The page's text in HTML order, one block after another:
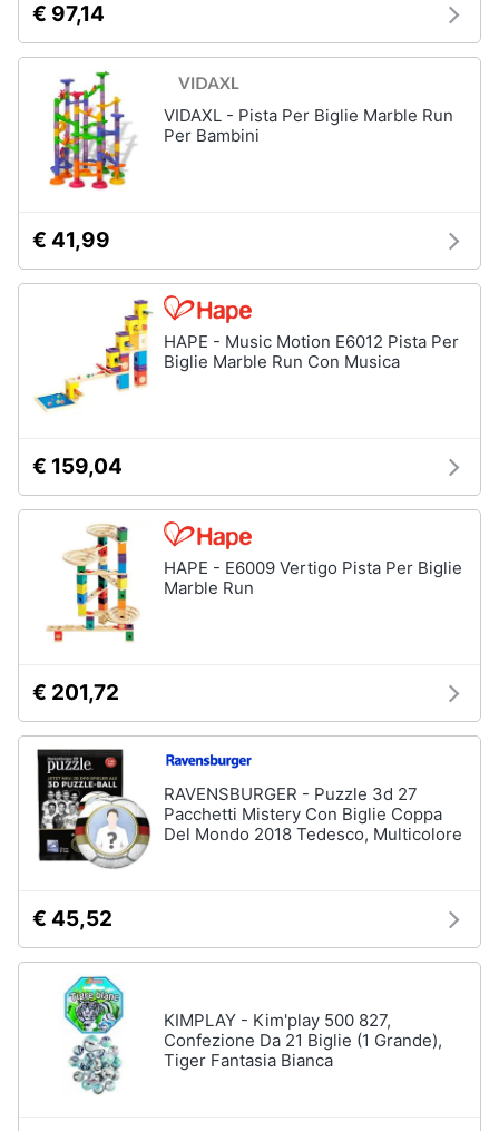
€ 97,14
VIDAXL - Pista Per Biglie Marble Run
Per Bambini
€ 41,99
HAPE - Music Motion E6012 Pista Per
Biglie Marble Run Con Musica
€ 159,04
HAPE - E6009 Vertigo Pista Per Biglie
Marble Run
€ 201,72
RAVENSBURGER - Puzzle 3d 27
Pacchetti Mistery Con Biglie Coppa
Del Mondo 2018 Tedesco, Multicolore
€ 45,52
KIMPLAY - Kim'play 500 827,
Confezione Da 21 Biglie (1 Grande),
Tiger Fantasia Bianca